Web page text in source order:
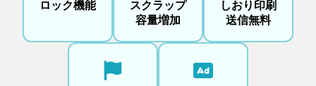
ロック機能
スクラップ
容量増加
しおり印刷
送信無料